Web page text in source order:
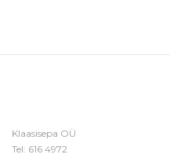
Klaasisepa OÜ
Tel: 616 4972